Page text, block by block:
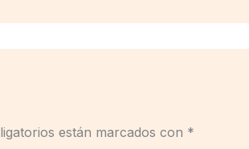
están marcados con *